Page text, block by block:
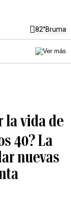
82°Bruma
la vida de
40? La
nuevas